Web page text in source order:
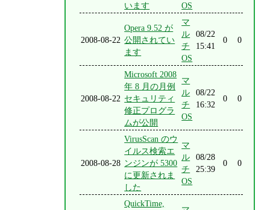
います
OS
2008-08-22
Opera 9.52 が
公開されてい
ます
マ
ル
チ
OS
08/22
15:41
0 0
2008-08-22
Microsoft 2008
年 8 月の月例
セキュリティ
修正プログラ
ムが公開
マ
ル
チ
OS
08/22
16:32
0 0
2008-08-28
VirusScan のウ
イルス検索エ
ンジンが 5300
に更新されま
した
マ
ル
チ
OS
08/28
25:39
0 0
QuickTime,